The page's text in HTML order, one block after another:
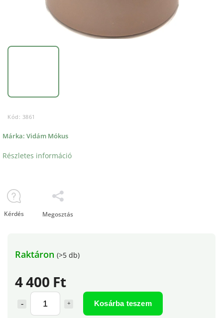
Kód: 3861
Márka: Vidám Mókus
4 400 Ft
Kosárba teszem
Raktáron (>5 db)
Részletes információ
Kérdés Megosztás